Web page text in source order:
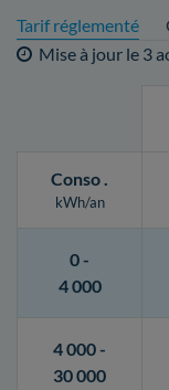
Tarif réglementé
Mise à jour le 3
Conso.
kWh/an
0 -
4 000
4 000 -
30 000